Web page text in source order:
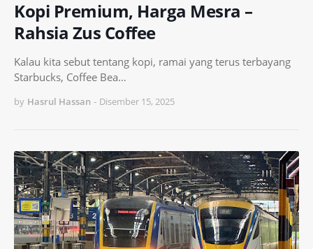
Kopi Premium, Harga Mesra –
Rahsia Zus Coffee
Kalau kita sebut tentang kopi, ramai yang terus terbayang
Starbucks, Coffee Bea…
by Hasrul Hassan - Disember 15, 2025